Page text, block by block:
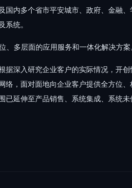
内多个省市平安城市、政府、金融
系统。
多层面的应用服务和一体化解决方案
据深入研究企业客户的实际情况，开
，面对面地向企业客户提供全方位
延伸至产品销售、系统集成、系统